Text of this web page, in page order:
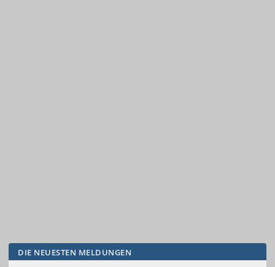
DIE NEUESTEN MELDUNGEN